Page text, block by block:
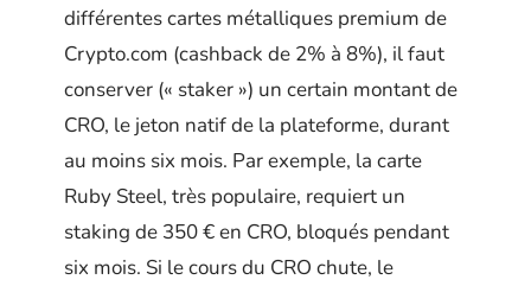
différentes cartes métalliques premium de
Crypto.com (cashback de 2% à 8%), il faut
conserver (« staker ») un certain montant de
CRO, le jeton natif de la plateforme, durant
au moins six mois. Par exemple, la carte
Ruby Steel, très populaire, requiert un
staking de 350 € en CRO, bloqués pendant
six mois. Si le cours du CRO chute, le